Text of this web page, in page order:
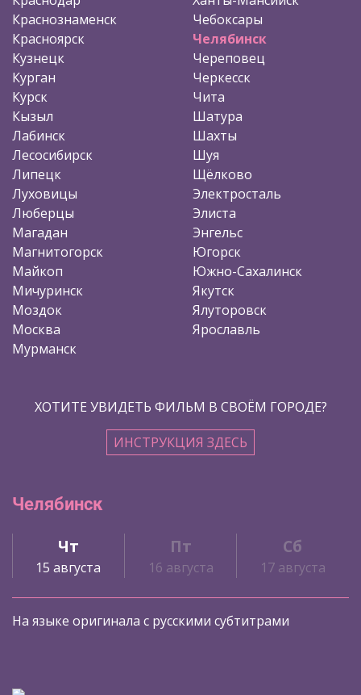
Краснознаменск
Красноярск
Кузнецк
Курган
Курск
Кызыл
Лабинск
Лесосибирск
Липецк
Луховицы
Люберцы
Магадан
Магнитогорск
Майкоп
Мичуринск
Моздок
Москва
Мурманск
Чебоксары
Челябинск
Череповец
Черкесск
Чита
Шатура
Шахты
Шуя
Щёлково
Электросталь
Элиста
Энгельс
Югорск
Южно-Сахалинск
Якутск
Ялуторовск
Ярославль
ХОТИТЕ УВИДЕТЬ ФИЛЬМ В СВОЁМ ГОРОДЕ?
ИНСТРУКЦИЯ ЗДЕСЬ
Челябинск
Чт
15 августа
Пт
16 августа
Сб
17 августа
На языке оригинала с русскими субтитрами